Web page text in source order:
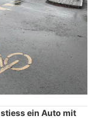
ein Auto mit